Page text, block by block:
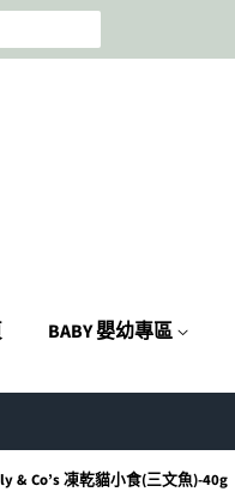
BABY 嬰幼專區
& Co’s 凍乾貓小食(三文魚)-40g